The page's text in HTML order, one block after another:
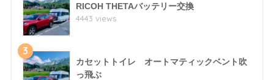
RICOH THETAバッテリー交換
4443 views
3
カセットトイレ オートマティックベント吹
っ飛ぶ